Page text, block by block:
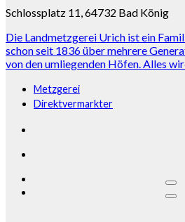
Schlossplatz 11, 64732 Bad König
Die Landmetzgerei Urich ist ein
schon seit 1836 über mehrere
von den umliegenden Höfen. Alles
Metzgerei
Direktvermarkter